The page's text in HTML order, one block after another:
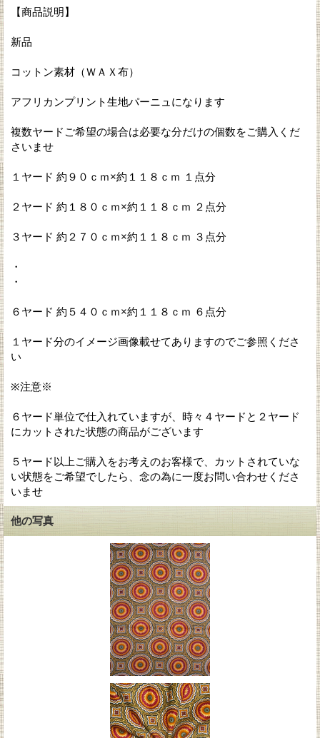
【商品説明】
新品
コットン素材（ＷＡＸ布）
アフリカンプリント生地パーニュになります
複数ヤードご希望の場合は必要な分だけの個数をご購入くだ
さいませ
１ヤード 約９０ｃｍ×約１１８ｃｍ １点分
２ヤード 約１８０ｃｍ×約１１８ｃｍ ２点分
３ヤード 約２７０ｃｍ×約１１８ｃｍ ３点分
・
・
６ヤード 約５４０ｃｍ×約１１８ｃｍ ６点分
１ヤード分のイメージ画像載せてありますのでご参照くださ
い
※注意※
６ヤード単位で仕入れていますが、時々４ヤードと２ヤード
にカットされた状態の商品がございます
５ヤード以上ご購入をお考えのお客様で、カットされていな
い状態をご希望でしたら、念の為に一度お問い合わせくださ
いませ
他の写真